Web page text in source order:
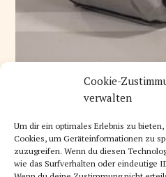
Cookie-
verwalten
Um dir ein optimales Erlebnis zu
Cookies, um Geräteinformationen zu
zuzugreifen. Wenn du diesen
wie das Surfverhalten oder eindeutige
R
I
N
15. AUGUST 2025
Erfahrung: Mein Alltag mit
Werbung – Dieser Beitrag ist in
entstanden. Meine Meinung
Kleinkind: Alltag zwischen